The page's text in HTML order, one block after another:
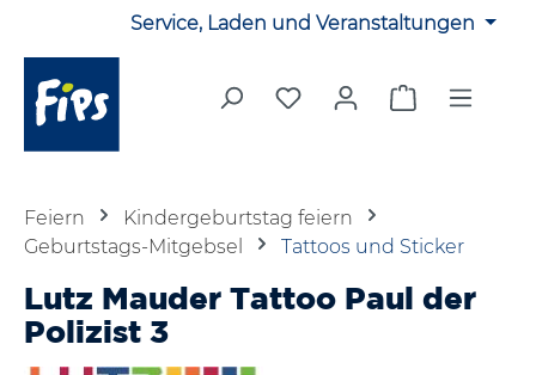
Zum Hauptinhalt springenService, Laden und Veranstaltungen
Du hast 0 Produkte auf
Warenkorb
Feiern
Kindergeburtstag feiern
Geburtstags-Mitgebsel
Tattoos und Sticker
Lutz Mauder Tattoo Paul der
Polizist 3